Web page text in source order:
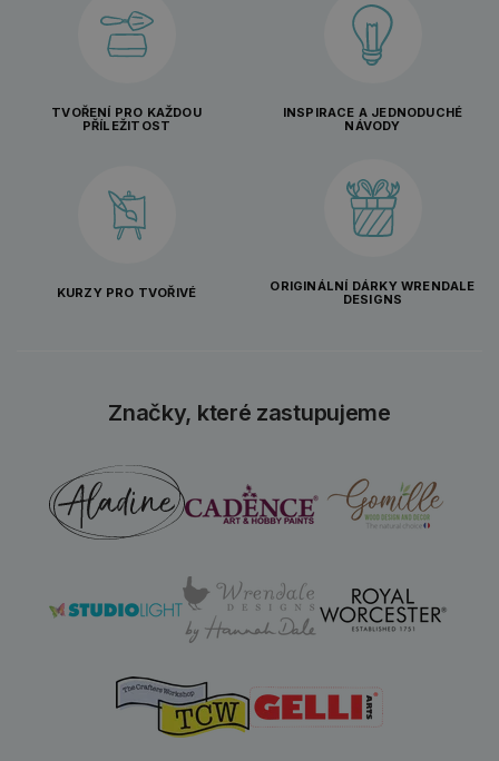
TVOŘENÍ PRO KAŽDOU
PŘÍLEŽITOST
INSPIRACE A JEDNODUCHÉ
NÁVODY
KURZY PRO TVOŘIVÉ
ORIGINÁLNÍ DÁRKY WRENDALE
DESIGNS
Značky, které zastupujeme